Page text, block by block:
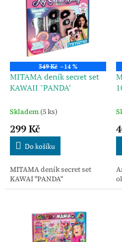
349 Kč –14 %
MITAMA deník secret set
KAWAII "PANDA"
Skladem (5 ks)
299 Kč
Do košíku
MITAMA deník secret set
KAWAI "PANDA"